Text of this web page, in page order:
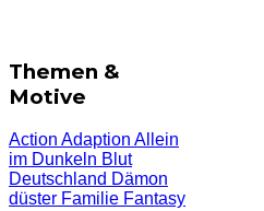
Themen &
Motive
Action Adaption Allein
im Dunkeln Blut
Deutschland Dämon
düster Familie Fantasy